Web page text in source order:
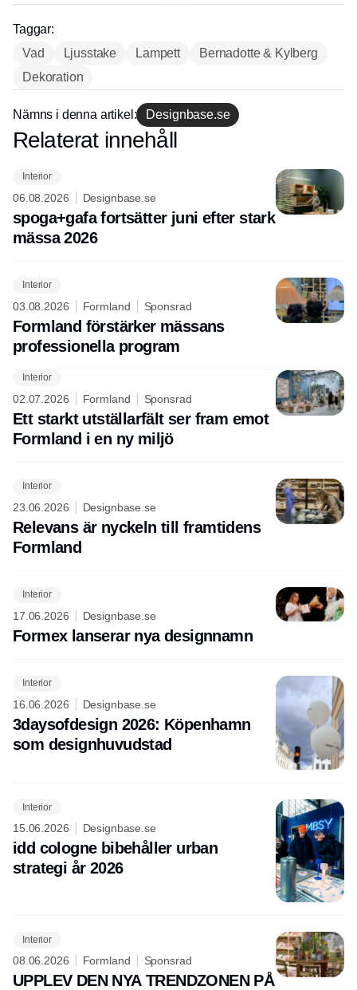
Annons
Taggar:
Vad
Ljusstake Lampett
Bernadotte & Kylberg
Dekoration
Nämns i denna artikel: Designbase.se
Annons
Relaterat innehåll
Interior
06.08.2026 Designbase.se
spoga+gafa fortsätter juni efter stark
mässa 2026
Interior
03.08.2026 Formland Sponsrad
Formland förstärker mässans
professionella program
Interior
02.07.2026 Formland Sponsrad
Ett starkt utställarfält ser fram emot
Formland i en ny miljö
Interior
23.06.2026 Designbase.se
Relevans är nyckeln till framtidens
Formland
Interior
17.06.2026 Designbase.se
Formex lanserar nya designnamn
Interior
16.06.2026 Designbase.se
3daysofdesign 2026: Köpenhamn
som designhuvudstad
Interior
15.06.2026 Designbase.se
idd cologne bibehåller urban
strategi år 2026
Interior
08.06.2026 Formland Sponsrad
UPPLEV DEN NYA TRENDZONEN PÅ